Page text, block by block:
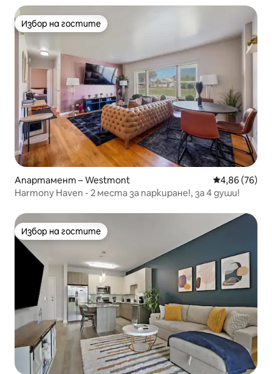
Избор на гостите
Избор на гостите
Апартамент – Westmont Средна
4,86 (76)
Harmony Haven - 2 места за паркиране!, за 4 души!
Избор на гостите
Избор на гостите